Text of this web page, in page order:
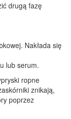
drugą fazę
Nakłada się
lub serum.
ropne
znikają,
poprzez